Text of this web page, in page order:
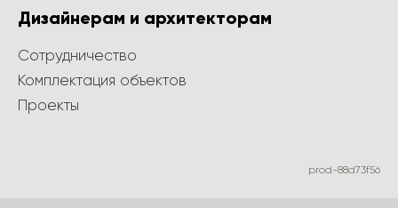
Дизайнерам и архитекторам
Сотрудничество
Комплектация объектов
Проекты
prod-88d73f56